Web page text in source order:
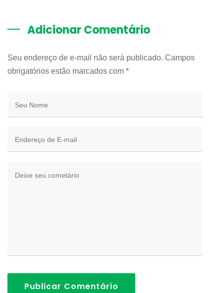
Adicionar Comentário
Seu endereço de e-mail não será publicado. Campos
obrigatórios estão marcados com *
Publicar Comentário